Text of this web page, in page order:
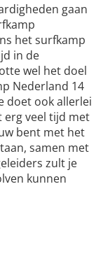
gaan
het surfkamp
in de
wel het doel
Nederland 14
doet ook allerlei
veel tijd met
bent met het
samen met
zult je
kunnen